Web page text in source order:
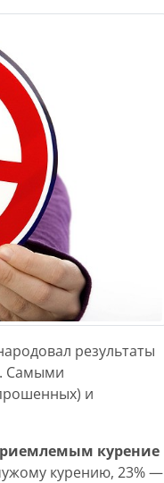
результаты
Самыми
и
курение
курению, 23% —